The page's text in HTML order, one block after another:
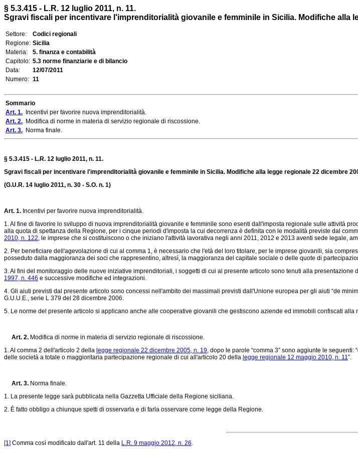
§ 5.3.415 - L.R. 12 luglio 2011, n. 11.
Sgravi fiscali per incentivare l'imprenditorialità giovanile e femminile in Sicilia. Modifiche alla
Settore:
Codici regionali
Regione: Sicilia
Materia:
5. finanza e contabilità
Capitolo: 5.3 norme finanziarie e di bilancio
Data:
12/07/2011
Numero: 11
Sommario
Art. 1. Incentivi per favorire nuova imprenditorialità.
Art. 2. Modifica di norme in materia di servizio regionale di riscossione.
Art. 3. Norma finale.
§ 5.3.415 - L.R. 12 luglio 2011, n. 11.
Sgravi fiscali per incentivare l'imprenditorialità giovanile e femminile in Sicilia. Modifiche alla legge regionale 22 dicembre
(G.U.R. 14 luglio 2011, n. 30 - S.O. n. 1)
Art. 1. Incentivi per favorire nuova imprenditorialità.
1. Al fine di favorire lo sviluppo di nuova imprenditorialità giovanile e femminile sono esenti dall'imposta regionale sulle attività
alla quota di spettanza della Regione, per i cinque periodi d'imposta la cui decorrenza è definita con le modalità previste dal
2010, n. 122, le imprese che si costituiscono o che iniziano l'attività lavorativa negli anni 2011, 2012 e 2013 aventi sede legale,
2. Per beneficiare dell'agevolazione di cui al comma 1, è necessario che l'età del loro titolare, per le imprese giovanili, sia
posseduto dalla maggioranza dei soci che rappresentino, altresì, la maggioranza del capitale sociale o delle quote di
3. Ai fini del monitoraggio delle nuove iniziative imprenditoriali, i soggetti di cui al presente articolo sono tenuti alla
1997, n. 446 e successive modifiche ed integrazioni.
4. Gli aiuti previsti dal presente articolo sono concessi nell'ambito dei massimali previsti dall'Unione europea per gli aiuti “de
G.U.U.E., serie L 379 del 28 dicembre 2006.
5. Le norme del presente articolo si applicano anche alle cooperative giovanili che gestiscono aziende ed immobili confiscati alla
Art. 2. Modifica di norme in materia di servizio regionale di riscossione.
1. Al comma 2 dell'articolo 2 della legge regionale 22 dicembre 2005, n. 19, dopo le parole “comma 3” sono aggiunte le
delle società a totale o maggioritaria partecipazione regionale di cui all'articolo 20 della legge regionale 12 maggio 2010, n. 11”.
Art. 3. Norma finale.
1. La presente legge sarà pubblicata nella Gazzetta Ufficiale della Regione siciliana.
2. È fatto obbligo a chiunque spetti di osservarla e di farla osservare come legge della Regione.
[1] Comma così modificato dall'art. 11 della L.R. 9 maggio 2012, n. 26.